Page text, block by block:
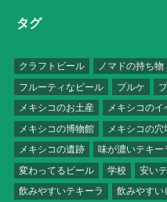
タグ
クラフトビール ノマドの持ち物
フルーティなビール
プルケ
メキシコのお土産
メキシコのイ
メキシコの博物館
メキシコの穴
メキシコの遺跡
味が濃いテキー
変わってるビール
学校 安い
飲みやすいテキーラ
飲みやすい